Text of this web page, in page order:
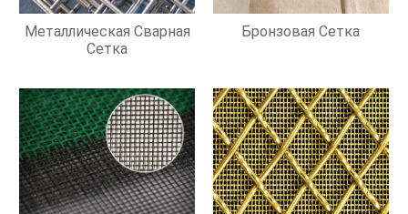
Металлическая Сварная
Сетка
Бронзовая Сетка